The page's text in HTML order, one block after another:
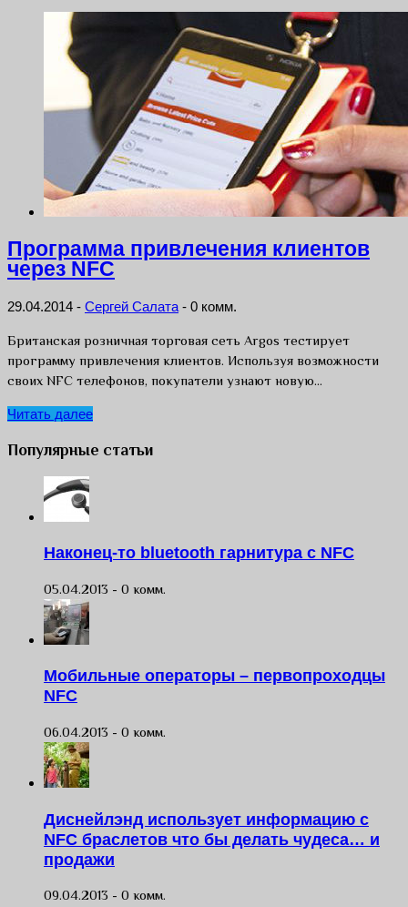
Программа привлечения клиентов
через NFC
29.04.2014 - Сергей Салата - 0 комм.
Британская розничная торговая сеть Argos тестирует
программу привлечения клиентов. Используя возможности
своих NFC телефонов, покупатели узнают новую…
Читать далее
Популярные статьи
Наконец-то bluetooth гарнитура с NFC
05.04.2013 - 0 комм.
Мобильные операторы – первопроходцы
NFC
06.04.2013 - 0 комм.
Диснейлэнд использует информацию с
NFC браслетов что бы делать чудеса… и
продажи
09.04.2013 - 0 комм.